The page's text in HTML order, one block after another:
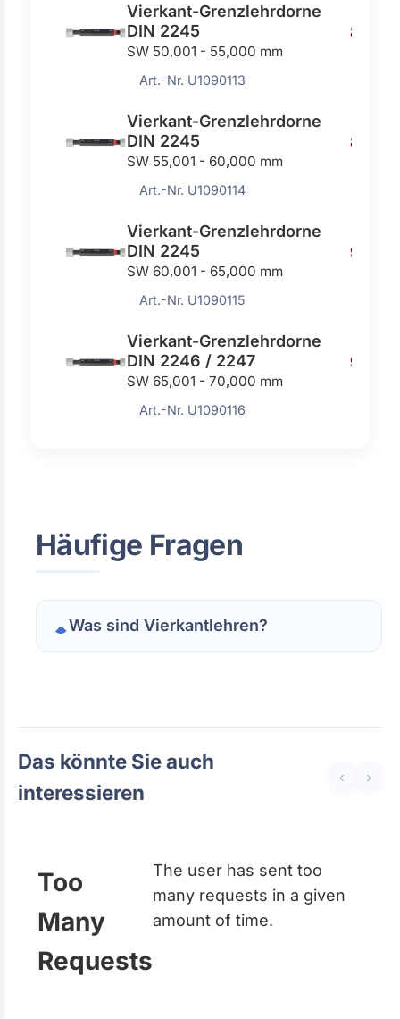
Vierkant-Grenzlehrdorne
DIN 2245
SW 50,001 - 55,000 mm
Art.-Nr. U1090113
Vierkant-Grenzlehrdorne
DIN 2245
SW 55,001 - 60,000 mm
Art.-Nr. U1090114
Vierkant-Grenzlehrdorne
DIN 2245
SW 60,001 - 65,000 mm
Art.-Nr. U1090115
Vierkant-Grenzlehrdorne
DIN 2246 / 2247
SW 65,001 - 70,000 mm
Art.-Nr. U1090116
Häufige Fragen
Was sind Vierkantlehren?
Das könnte Sie auch
interessieren
‹ ›
Too
Many
Requests
The user has sent too
many requests in a given
amount of time.